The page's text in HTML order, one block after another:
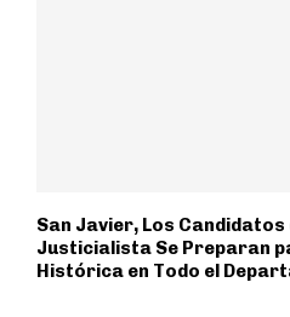
San Javier, Los
Justicialista Se Preparan
Histórica en Todo el